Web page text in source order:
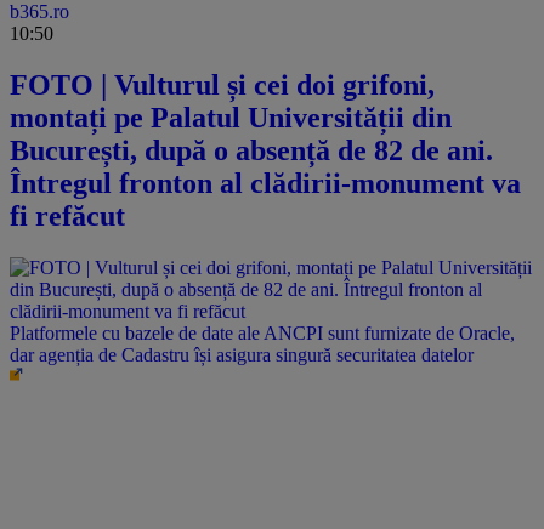
b365.ro
10:50
FOTO | Vulturul și cei doi grifoni,
montați pe Palatul Universității din
București, după o absență de 82 de ani.
Întregul fronton al clădirii-monument va
fi refăcut
Platformele cu bazele de date ale ANCPI sunt furnizate de Oracle,
dar agenția de Cadastru își asigura singură securitatea datelor